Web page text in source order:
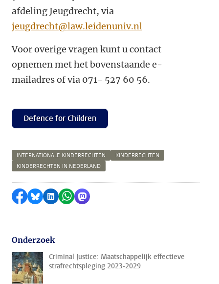
afdeling Jeugdrecht, via
jeugdrecht@law.leidenuniv.nl
Voor overige vragen kunt u contact
opnemen met het bovenstaande e-
mailadres of via 071- 527 60 56.
Defence for Children
INTERNATIONALE KINDERRECHTEN
KINDERRECHTEN
KINDERRECHTEN IN NEDERLAND
Delen op Facebook
Delen via Bluesky
Delen op LinkedIn
Delen via WhatsApp
Delen via Mastodon
Onderzoek
Criminal Justice: Maatschappelijk effectieve
strafrechtspleging 2023-2029